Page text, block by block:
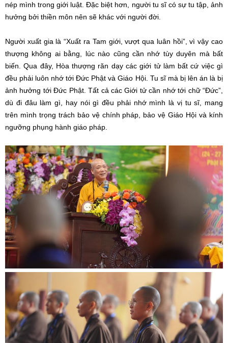
nép mình trong giới luật. Đặc biệt hơn, người tu sĩ có sự tu tập, ảnh
hưởng bởi thiền môn nên sẽ khác với người đời.
Người xuất gia là “Xuất ra Tam giới, vượt qua luân hồi”, vì vậy cao
thượng không ai bằng, lúc nào cũng cần nhớ tùy duyên mà bất
biến. Qua đây, Hòa thượng răn dạy các giới tử làm bất cứ việc gì
đều phải luôn nhớ tới Đức Phật và Giáo Hội. Tu sĩ mà bị lên án là bị
ảnh hưởng tới Đức Phật. Tất cả các Giới tử cần nhớ tới chữ “Đức”,
dù đi đâu làm gì, hay nói gì đều phải nhớ mình là vị tu sĩ, mang
trên mình trọng trách bảo vệ chính pháp, bảo vệ Giáo Hội và kính
ngưỡng phụng hành giáo pháp.